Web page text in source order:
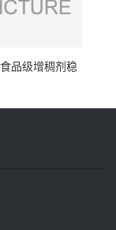
品级增稠剂稳